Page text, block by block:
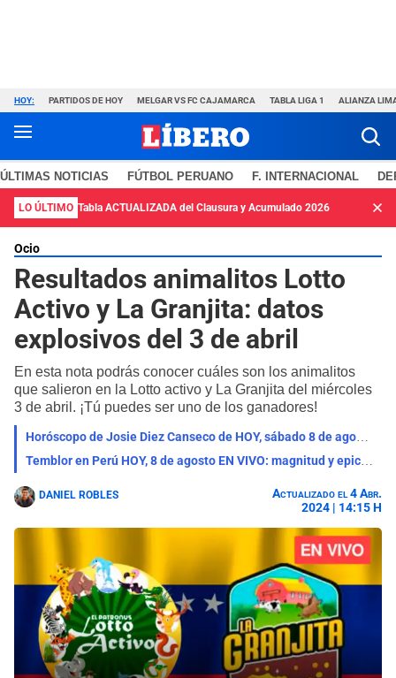
HOY: PARTIDOS DE HOY MELGAR VS FC CAJAMARCA TABLA LIGA 1 ALIANZA
ÚLTIMAS NOTICIAS FÚTBOL PERUANO F. INTERNACIONAL
LO ÚLTIMO Tabla ACTUALIZADA del Clausura y Acumulado 2026
Ocio
Resultados animalitos Lotto
Activo y La Granjita: datos
explosivos del 3 de abril
En esta nota podrás conocer cuáles son los animalitos
que salieron en la Lotto activo y La Granjita del miércoles
3 de abril. ¡Tú puedes ser uno de los ganadores!
Horóscopo de Josie Diez Canseco de HOY, sábado 8 de agosto: acertadas predicciones en el amor, salud y dinero
Temblor en Perú HOY, 8 de agosto EN VIVO: magnitud y epicentro de los últimos sismos según IGP
DANIEL ROBLES
Actualizado el 4 Abr.
2024 | 14:15 H